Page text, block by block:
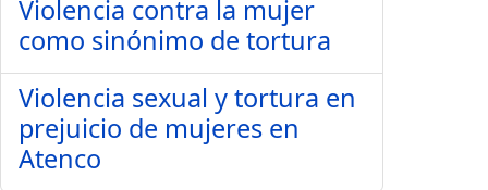
Violencia contra la mujer
como sinónimo de tortura
Violencia sexual y tortura en
prejuicio de mujeres en
Atenco